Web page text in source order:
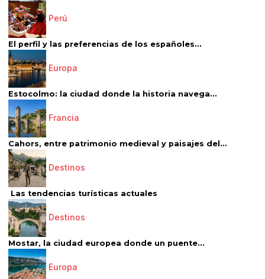
Perú
El perfil y las preferencias de los españoles...
Europa
Estocolmo: la ciudad donde la historia navega...
Francia
Cahors, entre patrimonio medieval y paisajes del...
Destinos
Las tendencias turísticas actuales
Destinos
Mostar, la ciudad europea donde un puente...
Europa